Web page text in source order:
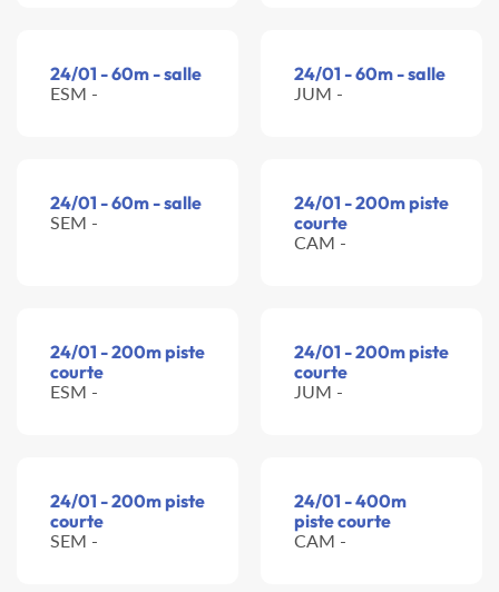
24/01 - 60m - salle
ESM -
24/01 - 60m - salle
JUM -
24/01 - 60m - salle
SEM -
24/01 - 200m piste
courte
CAM -
24/01 - 200m piste
courte
ESM -
24/01 - 200m piste
courte
JUM -
24/01 - 200m piste
courte
SEM -
24/01 - 400m
piste courte
CAM -